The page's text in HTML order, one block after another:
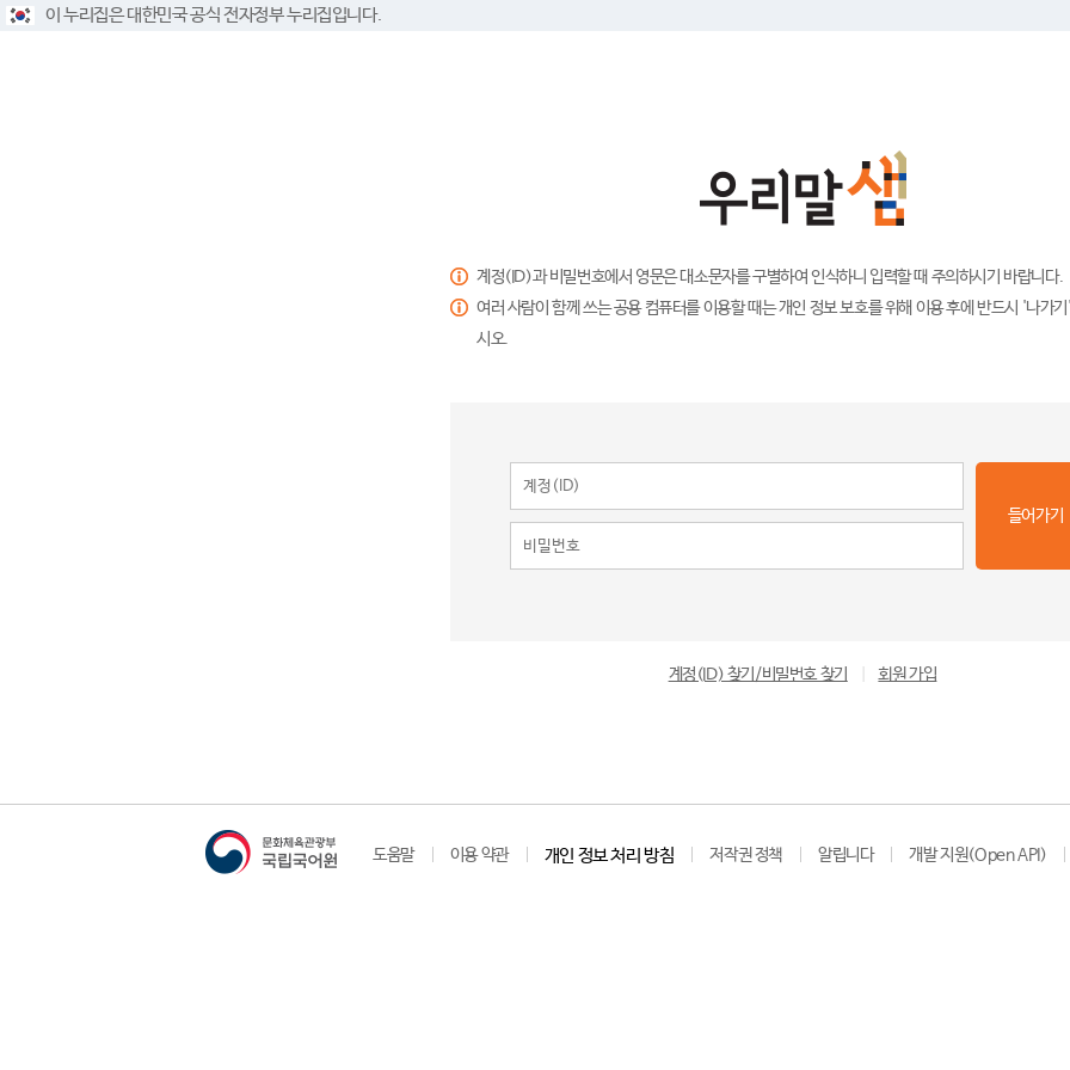
이 누리집은 대한민국 공식 전자정부 누리집입니다.
계정(ID)과 비밀번호에서 영문은 대소문자를 구별하여 인식하니 입력할 때 주의하시기 바랍니다.
여러 사람이 함께 쓰는 공용 컴퓨터를 이용할 때는 개인 정보 보호를 위해 이용 후에 반드시 '나가
시오.
들어가기
계정(ID) 찾기/비밀번호 찾기 회원 가입
도움말 이용 약관 개인 정보 처리 방침 저작권 정책 알립니다 개발 지원(Open API)